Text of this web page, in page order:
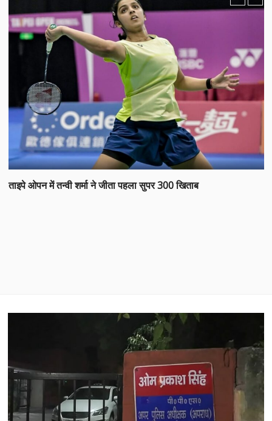
ताइपे ओपन में तन्वी शर्मा ने जीता पहला सुपर 300 खिताब